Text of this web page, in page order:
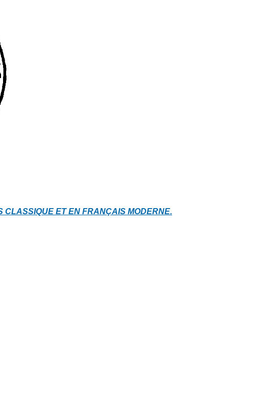
ET EN FRANÇAIS MODERNE.